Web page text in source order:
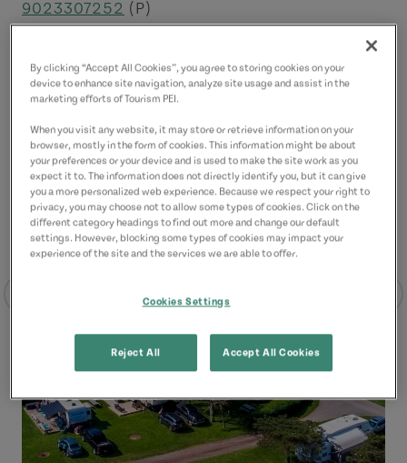
9023307252 (P)
By clicking “Accept All Cookies”, you agree to storing cookies on your
device to enhance site navigation, analyze site usage and assist in the
marketing efforts of Tourism PEI.
When you visit any website, it may store or retrieve information on your
browser, mostly in the form of cookies. This information might be about
your preferences or your device and is used to make the site work as you
expect it to. The information does not directly identify you, but it can give
you a more personalized web experience. Because we respect your right to
privacy, you may choose not to allow some types of cookies. Click on the
different category headings to find out more and change our default
settings. However, blocking some types of cookies may impact your
experience of the site and the services we are able to offer.
Cookies Settings
Reject All Accept All Cookies